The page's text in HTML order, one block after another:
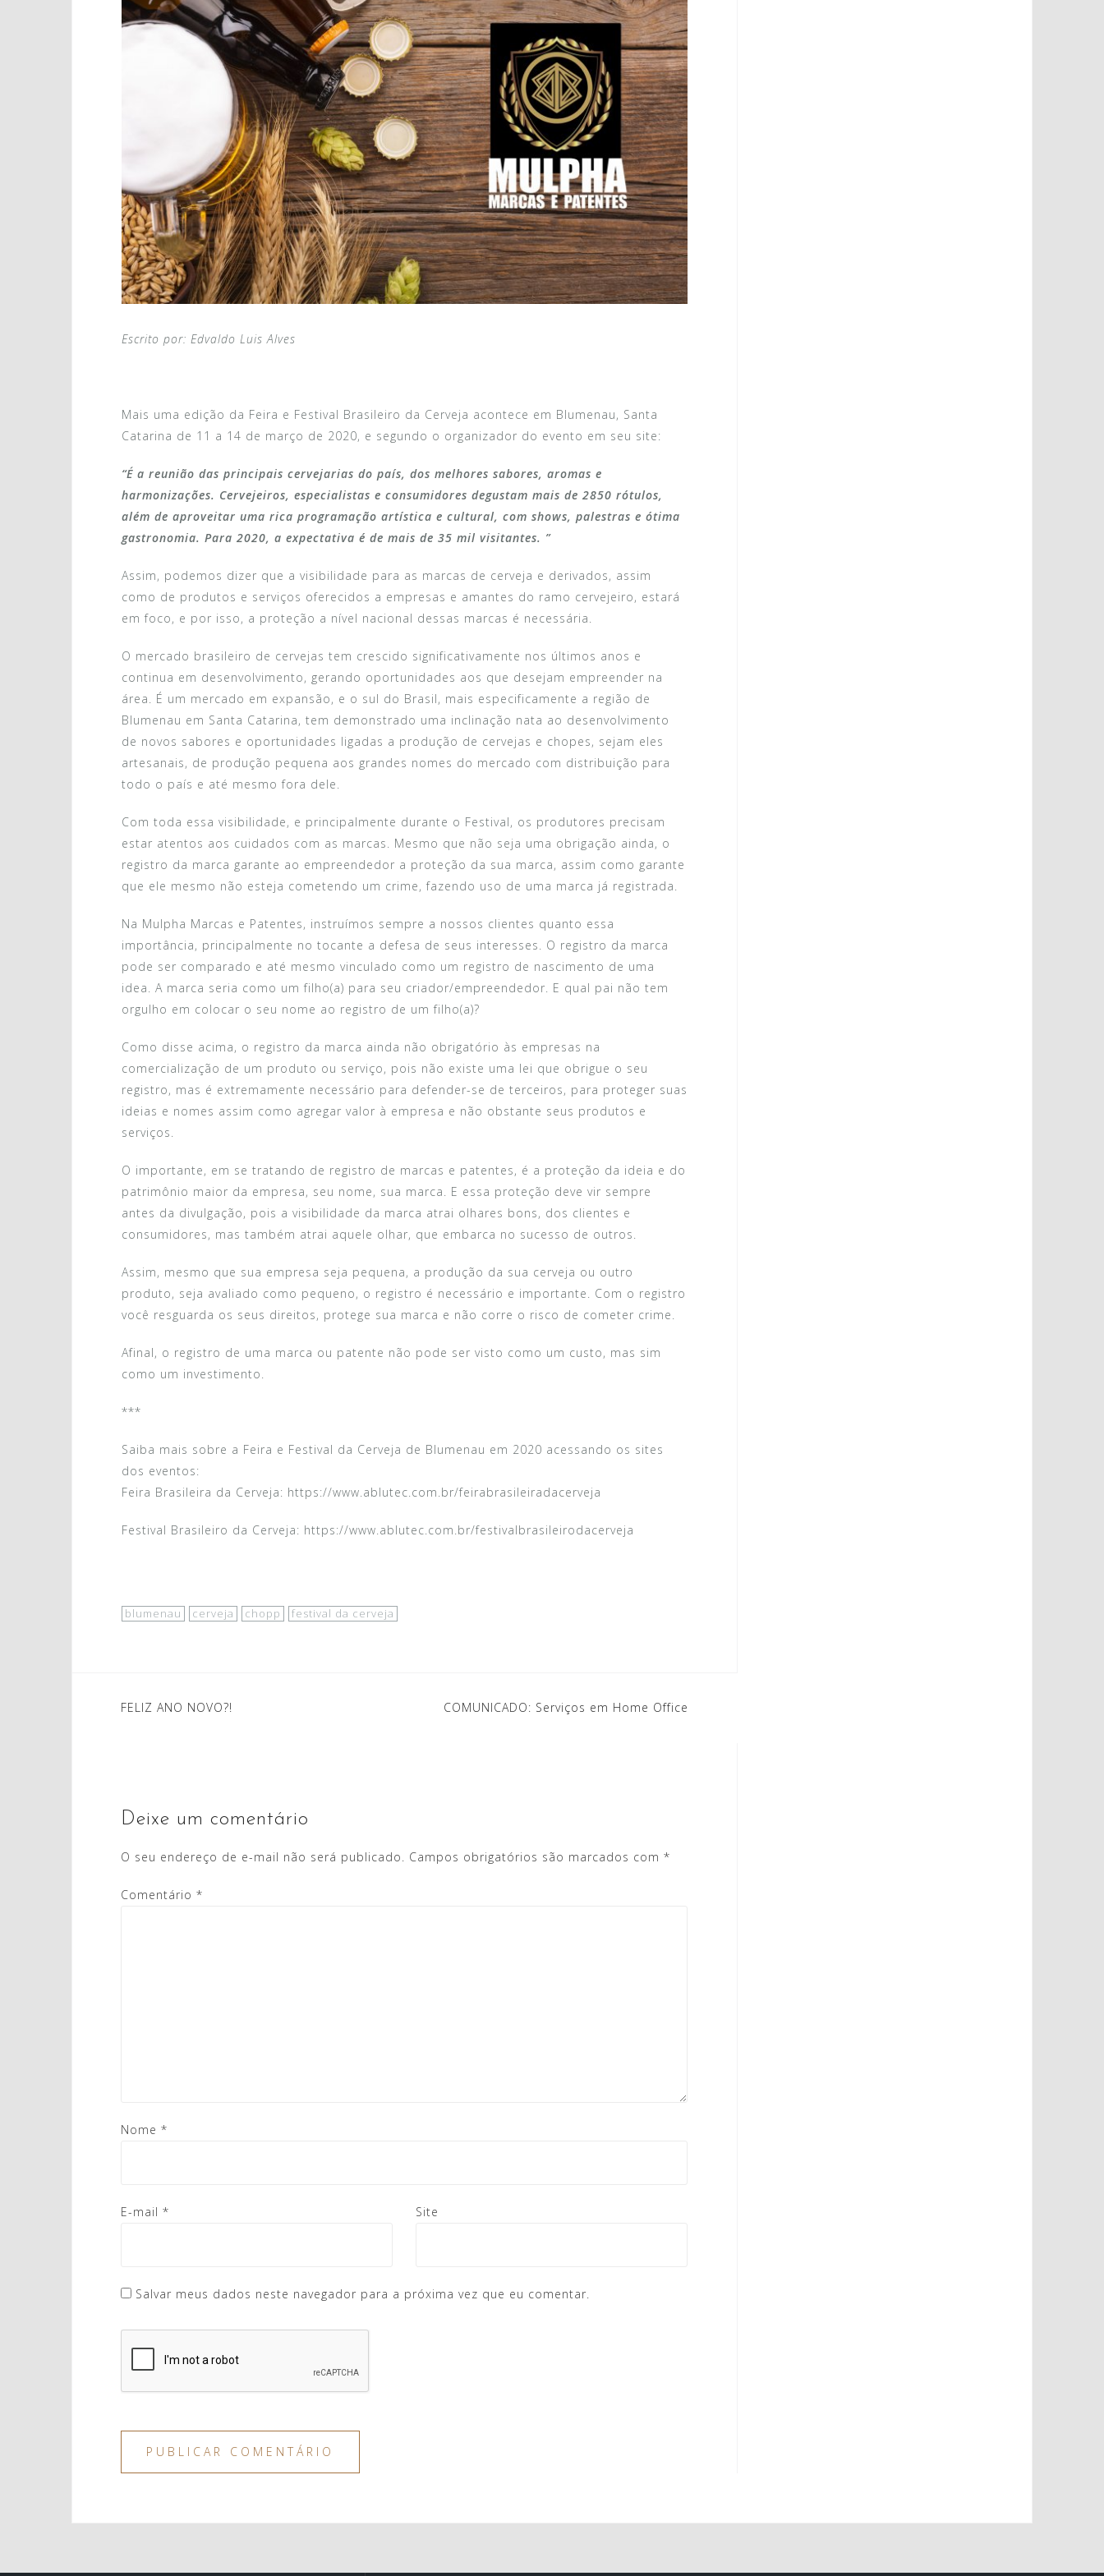
Escrito por: Edvaldo Luis Alves
Mais uma edição da Feira e Festival Brasileiro da Cerveja acontece em Blumenau, Santa
Catarina de 11 a 14 de março de 2020, e segundo o organizador do evento em seu site:
“É a reunião das principais cervejarias do país, dos melhores sabores, aromas e
harmonizações. Cervejeiros, especialistas e consumidores degustam mais de 2850 rótulos,
além de aproveitar uma rica programação artística e cultural, com shows, palestras e ótima
gastronomia. Para 2020, a expectativa é de mais de 35 mil visitantes. ”
Assim, podemos dizer que a visibilidade para as marcas de cerveja e derivados, assim
como de produtos e serviços oferecidos a empresas e amantes do ramo cervejeiro, estará
em foco, e por isso, a proteção a nível nacional dessas marcas é necessária.
O mercado brasileiro de cervejas tem crescido significativamente nos últimos anos e
continua em desenvolvimento, gerando oportunidades aos que desejam empreender na
área. É um mercado em expansão, e o sul do Brasil, mais especificamente a região de
Blumenau em Santa Catarina, tem demonstrado uma inclinação nata ao desenvolvimento
de novos sabores e oportunidades ligadas a produção de cervejas e chopes, sejam eles
artesanais, de produção pequena aos grandes nomes do mercado com distribuição para
todo o país e até mesmo fora dele.
Com toda essa visibilidade, e principalmente durante o Festival, os produtores precisam
estar atentos aos cuidados com as marcas. Mesmo que não seja uma obrigação ainda, o
registro da marca garante ao empreendedor a proteção da sua marca, assim como garante
que ele mesmo não esteja cometendo um crime, fazendo uso de uma marca já registrada.
Na Mulpha Marcas e Patentes, instruímos sempre a nossos clientes quanto essa
importância, principalmente no tocante a defesa de seus interesses. O registro da marca
pode ser comparado e até mesmo vinculado como um registro de nascimento de uma
idea. A marca seria como um filho(a) para seu criador/empreendedor. E qual pai não tem
orgulho em colocar o seu nome ao registro de um filho(a)?
Como disse acima, o registro da marca ainda não obrigatório às empresas na
comercialização de um produto ou serviço, pois não existe uma lei que obrigue o seu
registro, mas é extremamente necessário para defender-se de terceiros, para proteger suas
ideias e nomes assim como agregar valor à empresa e não obstante seus produtos e
serviços.
O importante, em se tratando de registro de marcas e patentes, é a proteção da ideia e do
patrimônio maior da empresa, seu nome, sua marca. E essa proteção deve vir sempre
antes da divulgação, pois a visibilidade da marca atrai olhares bons, dos clientes e
consumidores, mas também atrai aquele olhar, que embarca no sucesso de outros.
Assim, mesmo que sua empresa seja pequena, a produção da sua cerveja ou outro
produto, seja avaliado como pequeno, o registro é necessário e importante. Com o registro
você resguarda os seus direitos, protege sua marca e não corre o risco de cometer crime.
Afinal, o registro de uma marca ou patente não pode ser visto como um custo, mas sim
como um investimento.
***
Saiba mais sobre a Feira e Festival da Cerveja de Blumenau em 2020 acessando os sites
dos eventos:
Feira Brasileira da Cerveja: https://www.ablutec.com.br/feirabrasileiradacerveja
Festival Brasileiro da Cerveja: https://www.ablutec.com.br/festivalbrasileirodacerveja
blumenau cerveja chopp festival da cerveja
Navegação
FELIZ ANO NOVO?! COMUNICADO: Serviços em Home Office
Deixe um comentário
O seu endereço de e-mail não será publicado. Campos obrigatórios são marcados com *
Comentário *
Nome *
E-mail * Site
Salvar meus dados neste navegador para a próxima vez que eu comentar.